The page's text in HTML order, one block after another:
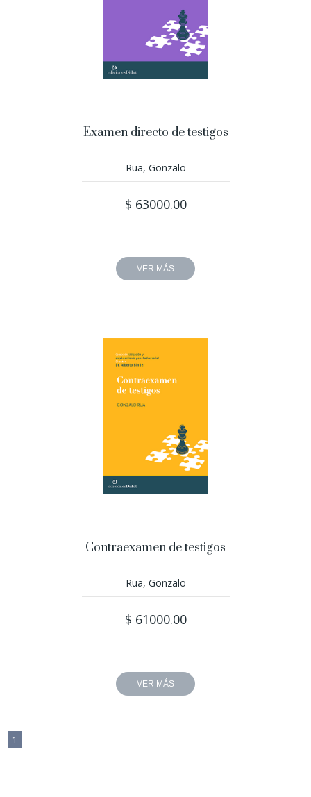
Examen directo de testigos
Rua, Gonzalo
$ 63000.00
VER MÁS
Contraexamen de testigos
Rua, Gonzalo
$ 61000.00
VER MÁS
1